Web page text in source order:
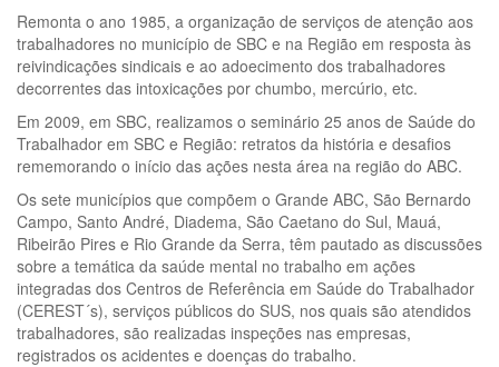
Remonta o ano 1985, a organização de serviços de atenção aos
trabalhadores no município de SBC e na Região em resposta às
reivindicações sindicais e ao adoecimento dos trabalhadores
decorrentes das intoxicações por chumbo, mercúrio, etc.
Em 2009, em SBC, realizamos o seminário 25 anos de Saúde do
Trabalhador em SBC e Região: retratos da história e desafios
rememorando o início das ações nesta área na região do ABC.
Os sete municípios que compõem o Grande ABC, São Bernardo
Campo, Santo André, Diadema, São Caetano do Sul, Mauá,
Ribeirão Pires e Rio Grande da Serra, têm pautado as discussões
sobre a temática da saúde mental no trabalho em ações
integradas dos Centros de Referência em Saúde do Trabalhador
(CEREST´s), serviços públicos do SUS, nos quais são atendidos
trabalhadores, são realizadas inspeções nas empresas,
registrados os acidentes e doenças do trabalho.